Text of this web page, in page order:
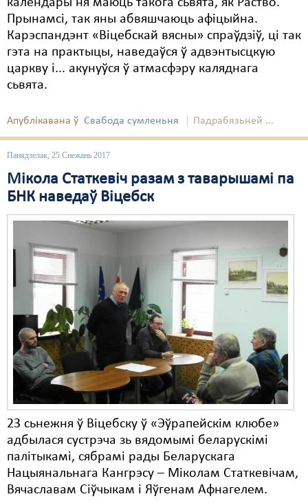
календары ня маюць такога сьвята, як Раство.
Прынамсі, так яны абвяшчаюць афіцыйна.
Карэспандэнт «Віцебскай вясны» спраўдзіў, ці так
гэта на практыцы, наведаўся ў адвэнтысцкую
царкву і... акунуўся ў атмасфэру каляднага
сьвята.
Апублікавана ў Свабода сумленьня Падрабязьней ...
Панядзелак, 25 Снежань 2017
Мікола Статкевіч разам з таварышамі па
БНК наведаў Віцебск
23 сьнежня ў Віцебску ў «Эўрапейскім клюбе»
адбылася сустрэча зь вядомымі беларускімі
палітыкамі, сябрамі рады Беларускага
Нацыянальнага Кангрэсу – Міколам Статкевічам,
Вячаславам Сіўчыкам і Яўгенам Афнагелем.